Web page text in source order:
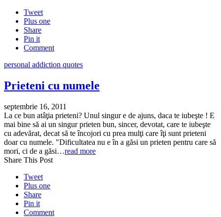
Tweet
Plus one
Share
Pin it
Comment
personal addiction quotes
Prieteni cu numele
septembrie 16, 2011
La ce bun atâţia prieteni? Unul singur e de ajuns, daca te iubeşte ! E
mai bine să ai un singur prieten bun, sincer, devotat, care te iubeşte
cu adevărat, decat să te încojori cu prea mulţi care îţi sunt prieteni
doar cu numele. "Dificultatea nu e în a găsi un prieten pentru care să
mori, ci de a găsi…read more
Share This Post
Tweet
Plus one
Share
Pin it
Comment